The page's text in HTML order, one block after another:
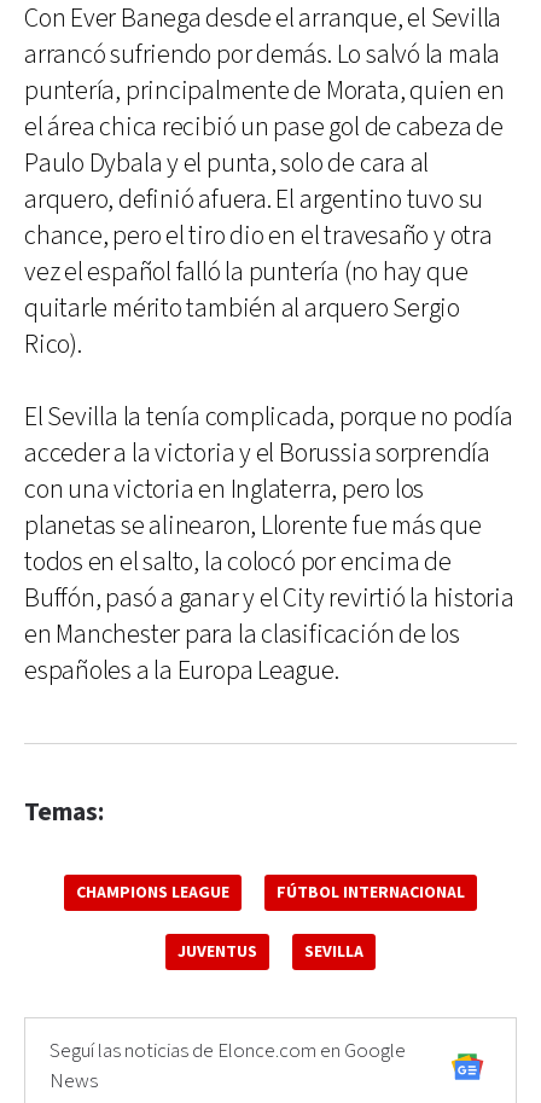
Con Ever Banega desde el arranque, el Sevilla
arrancó sufriendo por demás. Lo salvó la mala
puntería, principalmente de Morata, quien en
el área chica recibió un pase gol de cabeza de
Paulo Dybala y el punta, solo de cara al
arquero, definió afuera. El argentino tuvo su
chance, pero el tiro dio en el travesaño y otra
vez el español falló la puntería (no hay que
quitarle mérito también al arquero Sergio
Rico).
El Sevilla la tenía complicada, porque no podía
acceder a la victoria y el Borussia sorprendía
con una victoria en Inglaterra, pero los
planetas se alinearon, Llorente fue más que
todos en el salto, la colocó por encima de
Buffón, pasó a ganar y el City revirtió la historia
en Manchester para la clasificación de los
españoles a la Europa League.
Temas:
CHAMPIONS LEAGUE FÚTBOL INTERNACIONAL
JUVENTUS SEVILLA
Seguí las noticias de Elonce.com en Google
News